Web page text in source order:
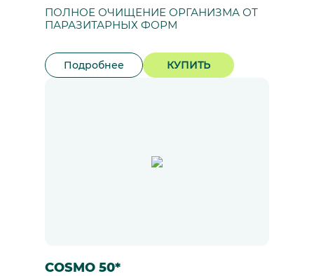
ПОЛНОЕ ОЧИЩЕНИЕ ОРГАНИЗМА ОТ
ПАРАЗИТАРНЫХ ФОРМ
Подробнее КУПИТЬ
COSMO 50*